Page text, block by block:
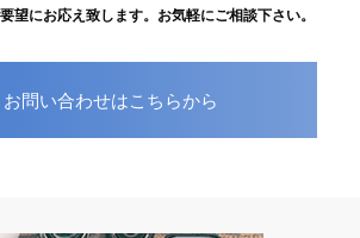
望にお応え致します。お気軽にご相談下さい。
お問い合わせはこちらから